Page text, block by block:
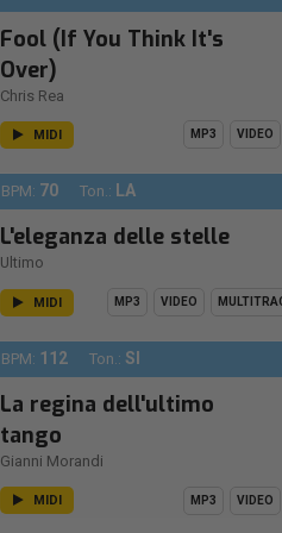
Fool (If You Think It's
Over)
Chris Rea
MIDI MP3 VIDEO
BPM: 70 Ton.: LA
L'eleganza delle stelle
Ultimo
MIDI MP3 VIDEO
BPM: 112 Ton.: SI
La regina dell'ultimo
tango
Gianni Morandi
MIDI MP3 VIDEO